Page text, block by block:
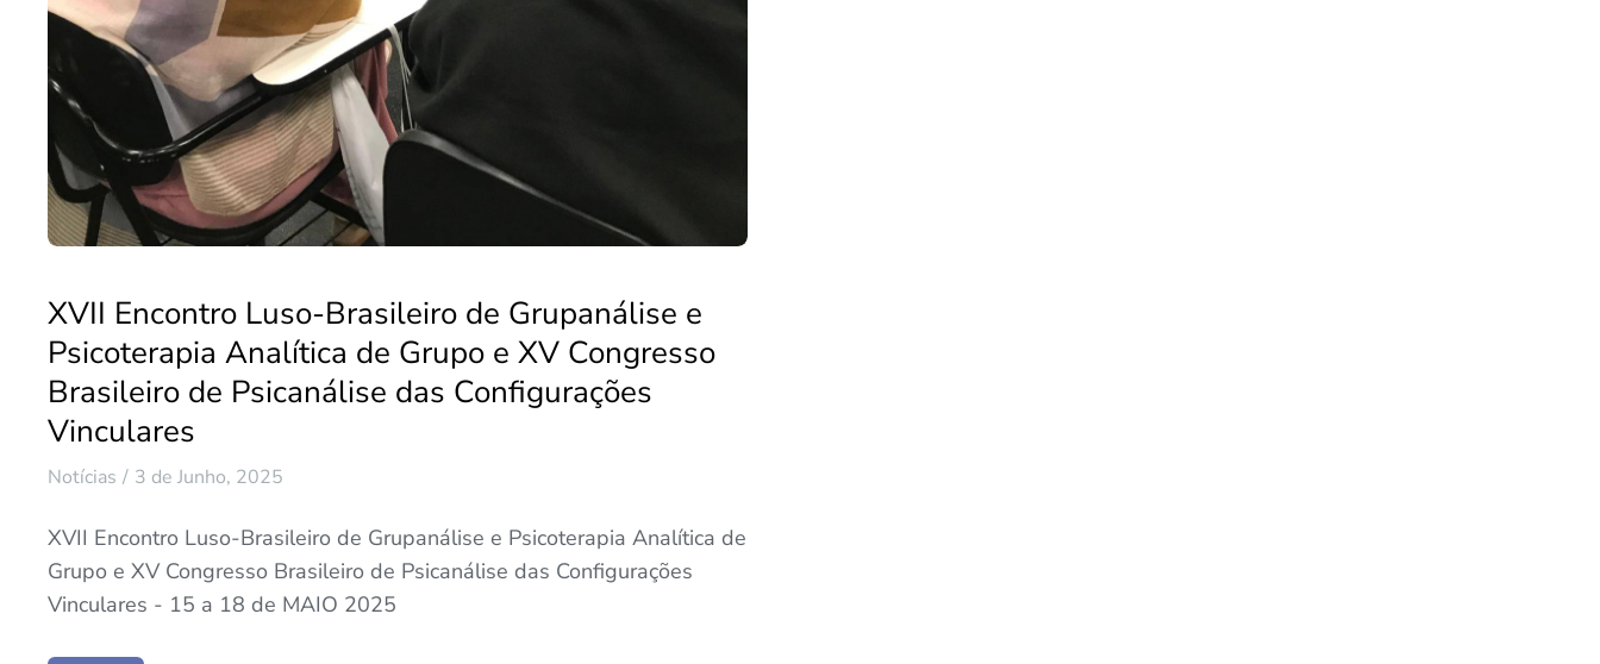
XVII Encontro Luso-Brasileiro de Grupanálise e
Psicoterapia Analítica de Grupo e XV Congresso
Brasileiro de Psicanálise das Configurações
Vinculares
Notícias 3 de Junho, 2025
XVII Encontro Luso-Brasileiro de Grupanálise e Psicoterapia Analítica de
Grupo e XV Congresso Brasileiro de Psicanálise das Configurações
Vinculares - 15 a 18 de MAIO 2025